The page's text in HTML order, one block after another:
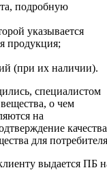
подробную
указывается
продукция;
(при их наличии).
специалистом
о чем
на
качества
для
выдается ПБ